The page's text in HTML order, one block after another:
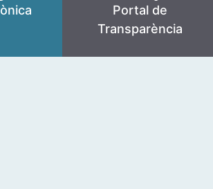
Portal de
Transparència